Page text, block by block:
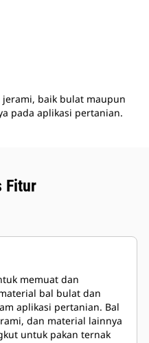
baik bulat maupun
pada aplikasi pertanian.
Fitur
memuat dan
bal bulat dan
aplikasi pertanian. Bal
dan material lainnya
untuk pakan ternak